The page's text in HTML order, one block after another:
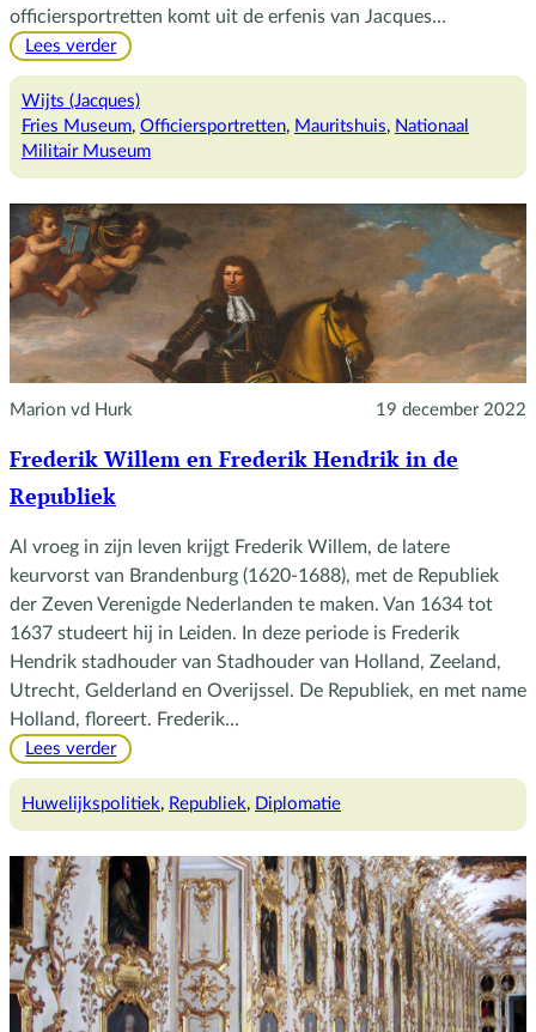
officiersportretten komt uit de erfenis van Jacques…
Lees verder:
meer
officiersportretten
Wijts (Jacques)
Fries Museum, Officiersportretten, Mauritshuis, Nationaal
Militair Museum
Marion vd Hurk 19 december 2022
Frederik Willem en Frederik Hendrik in de
Republiek
Al vroeg in zijn leven krijgt Frederik Willem, de latere
keurvorst van Brandenburg (1620-1688), met de Republiek
der Zeven Verenigde Nederlanden te maken. Van 1634 tot
1637 studeert hij in Leiden. In deze periode is Frederik
Hendrik stadhouder van Stadhouder van Holland, Zeeland,
Utrecht, Gelderland en Overijssel. De Republiek, en met name
Holland, floreert. Frederik…
Lees verder:
Willem
Hendrik
in
de
Republiek
Huwelijkspolitiek, Republiek, Diplomatie